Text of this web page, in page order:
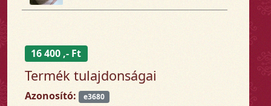
16 400 ,- Ft
Termék tulajdonságai
Azonosító: e3680